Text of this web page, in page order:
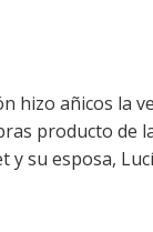
hizo añicos la
producto de
y su esposa,